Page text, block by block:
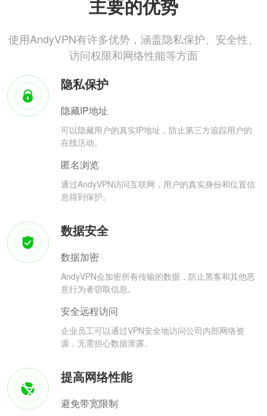
主要的优势
使用AndyVPN有许多优势，涵盖隐私保护、安全性、
访问权限和网络性能等方面
隐私保护
隐藏IP地址
可以隐藏用户的真实IP地址，防止第三方追踪用户的
在线活动。
匿名浏览
通过AndyVPN访问互联网，用户的真实身份和位置信
息得到保护。
数据安全
数据加密
AndyVPN会加密所有传输的数据，防止黑客和其他恶
意行为者窃取信息。
安全远程访问
企业员工可以通过VPN安全地访问公司内部网络资
源，无需担心数据泄露。
提高网络性能
避免带宽限制